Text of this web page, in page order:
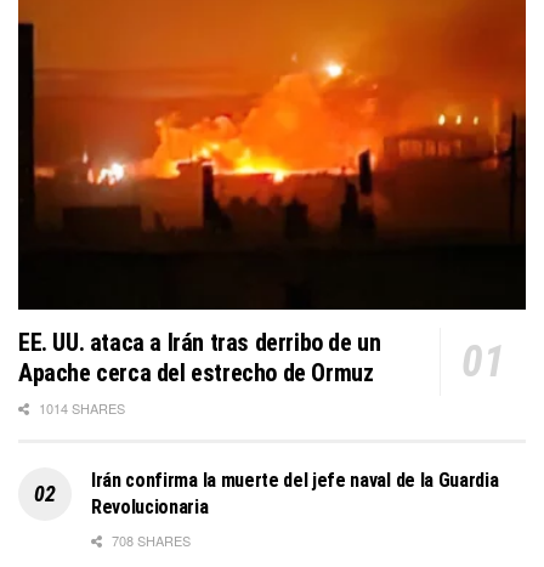
EE. UU. ataca a Irán tras derribo de un
Apache cerca del estrecho de Ormuz
1014 SHARES
Irán confirma la muerte del jefe naval de la Guardia
Revolucionaria
708 SHARES